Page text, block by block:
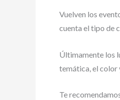
Vuelven los
cuenta el tipo de
Últimamente los
temática, el color
Te